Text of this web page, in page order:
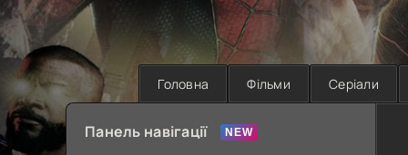
Головна Фільми Серіали
Панель навігації